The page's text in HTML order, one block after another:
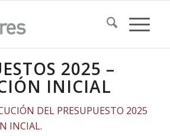
2025 –
INICIAL
DEL PRESUPUESTO 2025
INCIAL.